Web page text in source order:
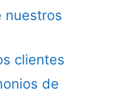
nuestros
clientes
de